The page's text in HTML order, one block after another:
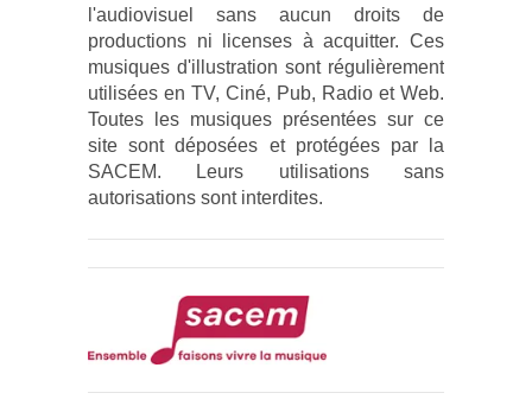
l'audiovisuel sans aucun droits de
productions ni licenses à acquitter. Ces
musiques d'illustration sont régulièrement
utilisées en TV, Ciné, Pub, Radio et Web.
Toutes les musiques présentées sur ce
site sont déposées et protégées par la
SACEM. Leurs utilisations sans
autorisations sont interdites.